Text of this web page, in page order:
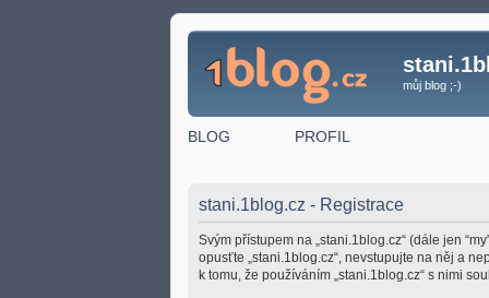
můj blog ;-)
BLOG PROFIL
stani.1blog.cz - Registrace
Svým přístupem na „stani.1blog.cz“ (dále jen
opusťte „stani.1blog.cz“, nevstupujte na něj a
k tomu, že používáním „stani.1blog.cz“ s nimi